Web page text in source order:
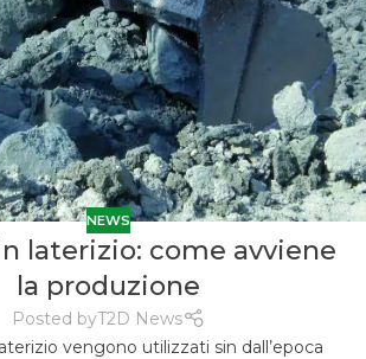
NEWS
laterizio: come avviene
la produzione
Posted byT2D News
vengono utilizzati sin dall’epoca